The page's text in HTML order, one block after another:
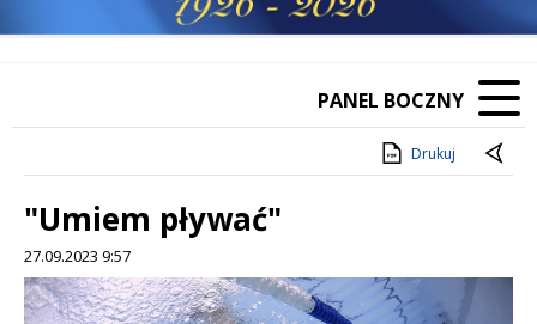
PANEL BOCZNY
Drukuj
"Umiem pływać"
27.09.2023 9:57